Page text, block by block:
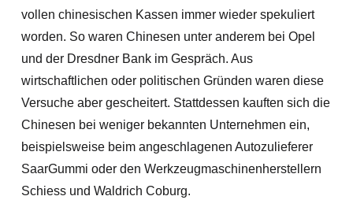
vollen chinesischen Kassen immer wieder spekuliert
worden. So waren Chinesen unter anderem bei Opel
und der Dresdner Bank im Gespräch. Aus
wirtschaftlichen oder politischen Gründen waren diese
Versuche aber gescheitert. Stattdessen kauften sich die
Chinesen bei weniger bekannten Unternehmen ein,
beispielsweise beim angeschlagenen Autozulieferer
SaarGummi oder den Werkzeugmaschinenherstellern
Schiess und Waldrich Coburg.